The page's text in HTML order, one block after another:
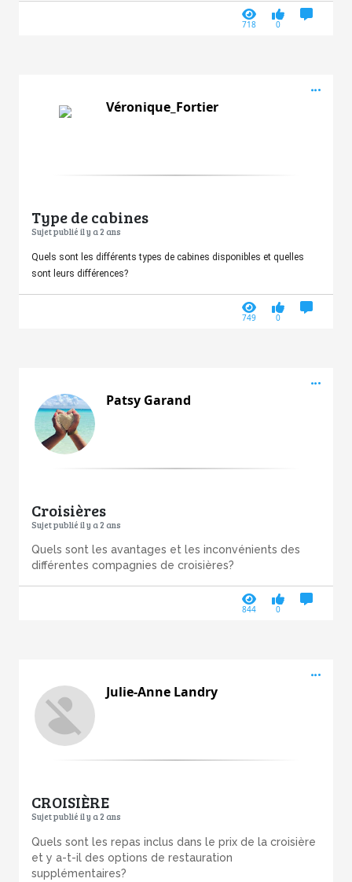
718 0
Véronique_Fortier
Type de cabines
Sujet publié il y a 2 ans
Quels sont les différents types de cabines disponibles et quelles
sont leurs différences?
749 0
Patsy Garand
Croisières
Sujet publié il y a 2 ans
Quels sont les avantages et les inconvénients des
différentes compagnies de croisières?
844 0
Julie-Anne Landry
CROISIÈRE
Sujet publié il y a 2 ans
Quels sont les repas inclus dans le prix de la croisière
et y a-t-il des options de restauration
supplémentaires?